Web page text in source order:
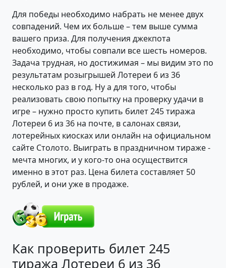
Для победы необходимо набрать не менее двух
совпадений. Чем их больше – тем выше сумма
вашего приза. Для получения джекпота
необходимо, чтобы совпали все шесть номеров.
Задача трудная, но достижимая – мы видим это по
результатам розыгрышей Лотереи 6 из 36
несколько раз в год. Ну а для того, чтобы
реализовать свою попытку на проверку удачи в
игре – нужно просто купить билет 245 тиража
Лотереи 6 из 36 на почте, в салонах связи,
лотерейных киосках или онлайн на официальном
сайте Столото. Выиграть в праздничном тираже -
мечта многих, и у кого-то она осуществится
именно в этот раз. Цена билета составляет 50
рублей, и они уже в продаже.
Как проверить билет 245
тиража Лотереи 6 из 36